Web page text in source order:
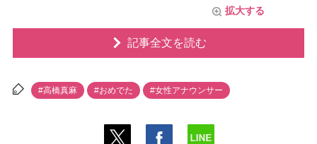
拡大する
記事全文を読む
#高橋真麻 #おめでた #女性アナウンサー